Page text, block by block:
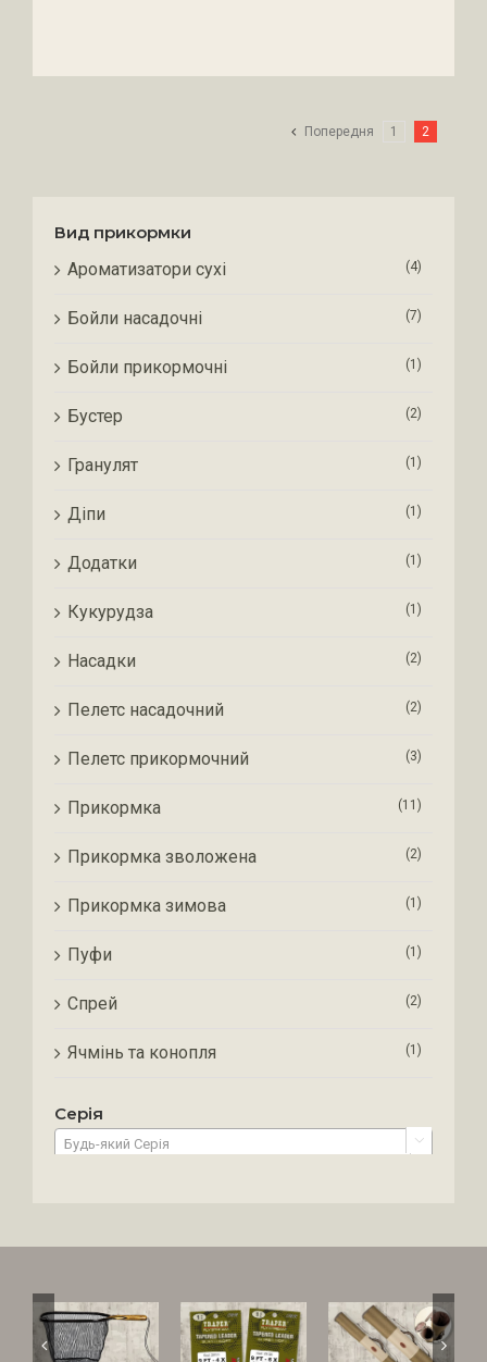
Попередня 1 2
Вид прикормки
Ароматизатори сухі
(4)
Бойли насадочні (7)
Бойли прикормочні (1)
Бустер (2)
Гранулят (1)
Діпи (1)
Додатки (1)
Кукурудза (1)
Насадки (2)
Пелетс насадочний (2)
Пелетс прикормочний (3)
Прикормка (11)
Прикормка зволожена (2)
Прикормка зимова (1)
Пуфи (1)
Спрей (2)
Ячмінь та конопля (1)
Серія
Будь-який Серія 